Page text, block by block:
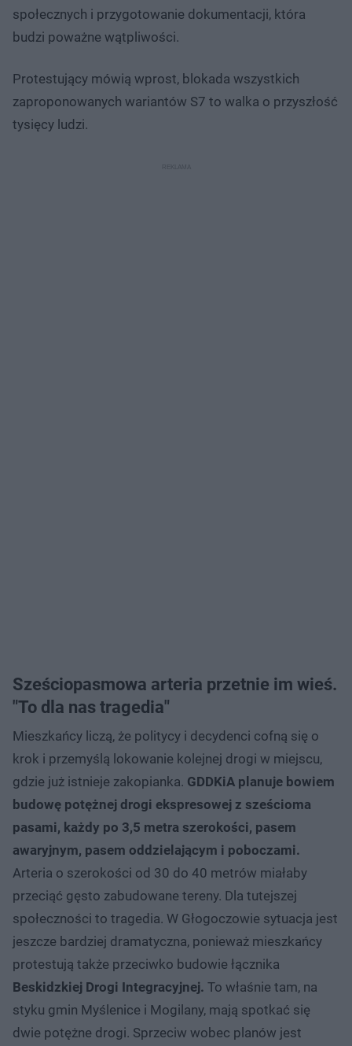
społecznych i przygotowanie dokumentacji, która
budzi poważne wątpliwości.
Protestujący mówią wprost, blokada wszystkich
zaproponowanych wariantów S7 to walka o przyszłość
tysięcy ludzi.
Sześciopasmowa arteria przetnie im wieś.
"To dla nas tragedia"
Mieszkańcy liczą, że politycy i decydenci cofną się o
krok i przemyślą lokowanie kolejnej drogi w miejscu,
gdzie już istnieje zakopianka. GDDKiA planuje bowiem
budowę potężnej drogi ekspresowej z sześcioma
pasami, każdy po 3,5 metra szerokości, pasem
awaryjnym, pasem oddzielającym i poboczami.
Arteria o szerokości od 30 do 40 metrów miałaby
przeciąć gęsto zabudowane tereny. Dla tutejszej
społeczności to tragedia. W Głogoczowie sytuacja jest
jeszcze bardziej dramatyczna, ponieważ mieszkańcy
protestują także przeciwko budowie łącznika
Beskidzkiej Drogi Integracyjnej. To właśnie tam, na
styku gmin Myślenice i Mogilany, mają spotkać się
dwie potężne drogi. Sprzeciw wobec planów jest